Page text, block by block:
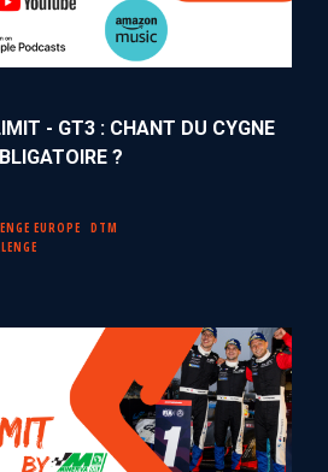
- GT3 : CHANT DU CYGNE
?
EUROPE
DTM